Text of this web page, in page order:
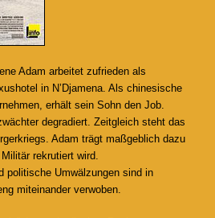
Adam arbeitet zufrieden als
in N’Djamena. Als chinesische
erhält sein Sohn den Job.
degradiert. Zeitgleich steht das
Adam trägt maßgeblich dazu
rekrutiert wird.
politische Umwälzungen sind in
miteinander verwoben.